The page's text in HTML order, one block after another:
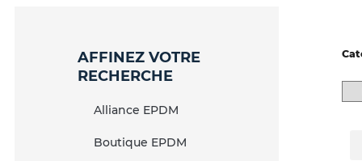
AFFINEZ VOTRE
RECHERCHE
Alliance EPDM
Boutique EPDM